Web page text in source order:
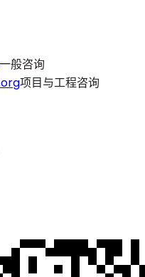
一般咨询
项目与工程咨询